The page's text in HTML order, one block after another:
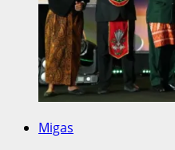
Migas